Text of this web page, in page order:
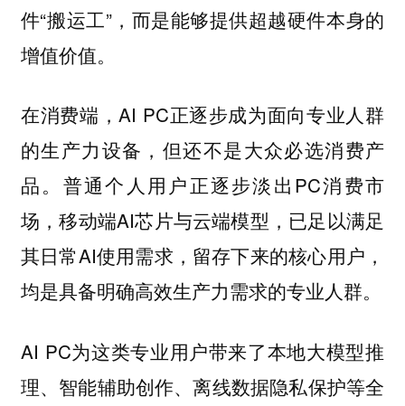
件“搬运工”，而是能够提供超越硬件本身的
增值价值。
在消费端，AI PC正逐步成为面向专业人群
的生产力设备，但还不是大众必选消费产
品。普通个人用户正逐步淡出PC消费市
场，移动端AI芯片与云端模型，已足以满足
其日常AI使用需求，留存下来的核心用户，
均是具备明确高效生产力需求的专业人群。
AI PC为这类专业用户带来了本地大模型推
理、智能辅助创作、离线数据隐私保护等全